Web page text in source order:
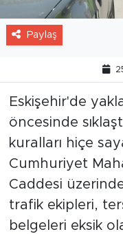
Paylaş
Eskişehir'de
öncesinde
kuralları hiçe
Cumhuriyet
Caddesi
trafik ekipleri,
belgeleri eksik